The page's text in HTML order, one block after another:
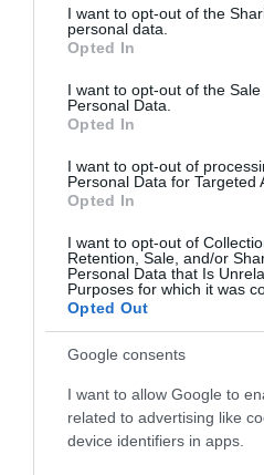
not limited to your visit or usage
grant or deny consent to
use your data for below
consent section.
I want to opt-out of the
personal data.
Opted In
I want to opt-out of the
Personal Data.
Opted In
I want to opt-out of
Personal Data for Targeted
Opted In
I want to opt-out of
Retention, Sale, and/or
Personal Data that Is
Purposes for which it was
Opted Out
Google consents
I want to allow Google to
related to advertising like
device identifiers in apps.
cikket is megvehetnétek. Szóval
​Kinek éri ez meg?
Elsősorban ez egy remek
sokkal drágábban tudja
benne, az előbbiek ezt meg is
őket. Vannak olyan művészek
jópénzért eladják, aztán
azokat pedig olcsóbban, de
a blokkláncon az eredeti
használni a művészetüket.
​Hogyan vásárolhatok?